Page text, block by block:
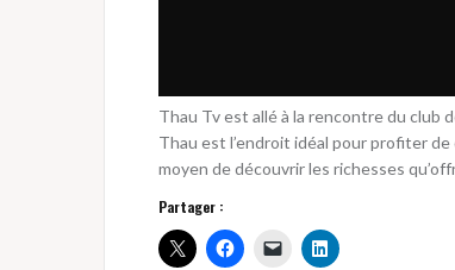
Thau Tv est allé à la rencontre du club
Thau est l’endroit idéal pour profiter
moyen de découvrir les richesses
Partager :